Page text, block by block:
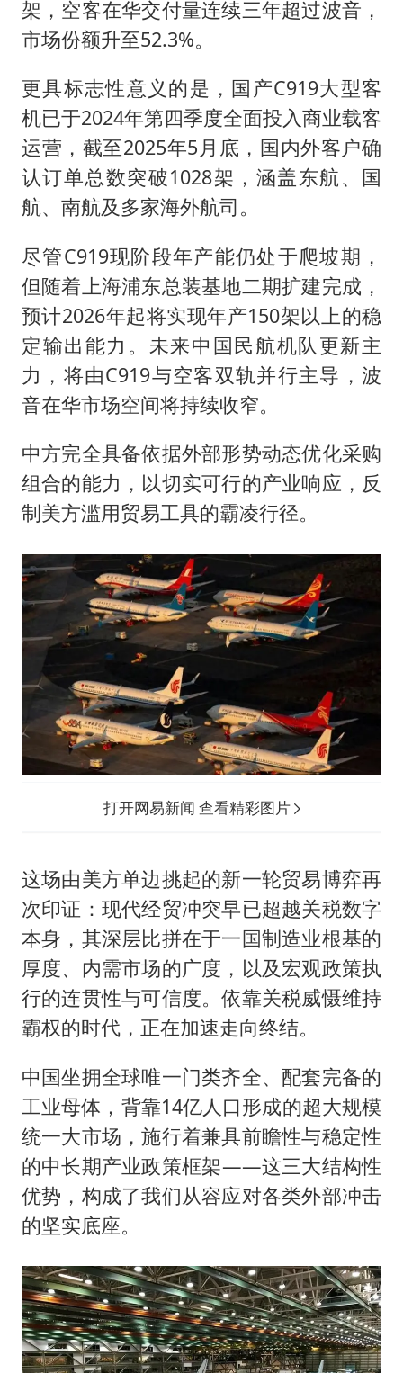
架，空客在华交付量连续三年超过波音，
市场份额升至52.3%。
更具标志性意义的是，国产C919大型客
机已于2024年第四季度全面投入商业载客
运营，截至2025年5月底，国内外客户确
认订单总数突破1028架，涵盖东航、国
航、南航及多家海外航司。
尽管C919现阶段年产能仍处于爬坡期，
但随着上海浦东总装基地二期扩建完成，
预计2026年起将实现年产150架以上的稳
定输出能力。未来中国民航机队更新主
力，将由C919与空客双轨并行主导，波
音在华市场空间将持续收窄。
中方完全具备依据外部形势动态优化采购
组合的能力，以切实可行的产业响应，反
制美方滥用贸易工具的霸凌行径。
打开网易新闻 查看精彩图片
这场由美方单边挑起的新一轮贸易博弈再
次印证：现代经贸冲突早已超越关税数字
本身，其深层比拼在于一国制造业根基的
厚度、内需市场的广度，以及宏观政策执
行的连贯性与可信度。依靠关税威慑维持
霸权的时代，正在加速走向终结。
中国坐拥全球唯一门类齐全、配套完备的
工业母体，背靠14亿人口形成的超大规模
统一大市场，施行着兼具前瞻性与稳定性
的中长期产业政策框架——这三大结构性
优势，构成了我们从容应对各类外部冲击
的坚实底座。